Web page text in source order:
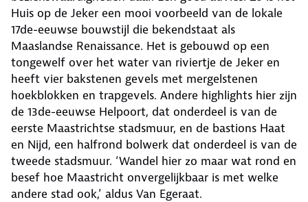
Huis op de Jeker een mooi voorbeeld van de lokale
17de-eeuwse bouwstijl die bekendstaat als
Maaslandse Renaissance. Het is gebouwd op een
tongewelf over het water van riviertje de Jeker en
heeft vier bakstenen gevels met mergelstenen
hoekblokken en trapgevels. Andere highlights hier zijn
de 13de-eeuwse Helpoort, dat onderdeel is van de
eerste Maastrichtse stadsmuur, en de bastions Haat
en Nijd, een halfrond bolwerk dat onderdeel is van de
tweede stadsmuur. ‘Wandel hier zo maar wat rond en
besef hoe Maastricht onvergelijkbaar is met welke
andere stad ook,’ aldus Van Egeraat.